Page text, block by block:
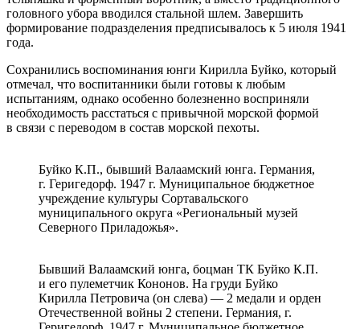
головного убора вводился стальной шлем. Завершить
формирование подразделения предписывалось к 5 июля 1941
года.
Сохранились воспоминания юнги Кирилла Буйко, который
отмечал, что воспитанники были готовы к любым
испытаниям, однако особенно болезненно восприняли
необходимость расстаться с привычной морской формой
в связи с переводом в состав морской пехоты.
Буйко К.П., бывший Валаамский юнга. Германия,
г. Геригедорф. 1947 г. Муниципальное бюджетное
учреждение культуры Сортавальского
муниципального округа «Региональный музей
Северного Приладожья».
Бывший Валаамский юнга, боцман ТК Буйко К.П.
и его пулеметчик Кононов. На груди Буйко
Кирилла Петровича (он слева) — 2 медали и орден
Отечественной войны 2 степени. Германия, г.